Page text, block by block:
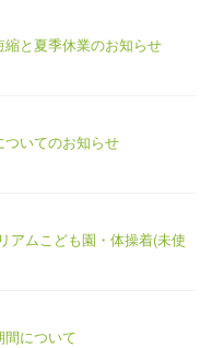
縮と夏季休業のお知らせ
いてのお知らせ
アムこども園・体操着(未使
間について